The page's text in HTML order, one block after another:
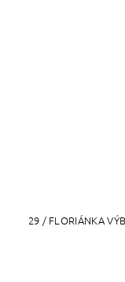
29 / FLORIÁNKA